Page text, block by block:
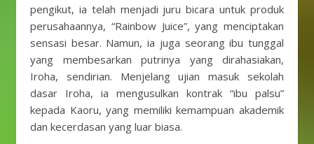
pengikut, ia telah menjadi juru bicara untuk produk
perusahaannya, “Rainbow Juice”, yang menciptakan
sensasi besar. Namun, ia juga seorang ibu tunggal
yang membesarkan putrinya yang dirahasiakan,
Iroha, sendirian. Menjelang ujian masuk sekolah
dasar Iroha, ia mengusulkan kontrak “ibu palsu”
kepada Kaoru, yang memiliki kemampuan akademik
dan kecerdasan yang luar biasa.